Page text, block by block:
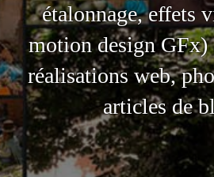
étalonnage, effets
motion design GFx)
réalisations web,
articles de